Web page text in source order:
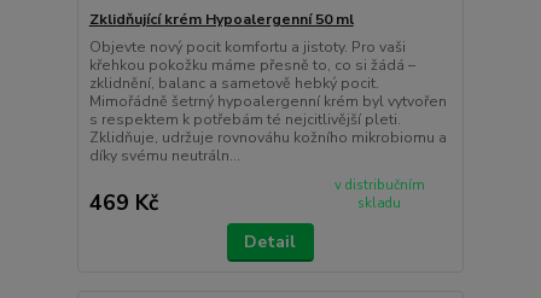
Zklidňující krém Hypoalergenní 50 ml
Objevte nový pocit komfortu a jistoty. Pro vaši
křehkou pokožku máme přesně to, co si žádá –
zklidnění, balanc a sametově hebký pocit.
Mimořádně šetrný hypoalergenní krém byl vytvořen
s respektem k potřebám té nejcitlivější pleti.
Zklidňuje, udržuje rovnováhu kožního mikrobiomu a
díky svému neutráln...
469 Kč
v distribučním
skladu
Detail